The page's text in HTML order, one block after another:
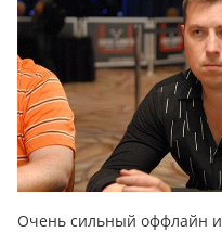
Очень сильный оффлайн